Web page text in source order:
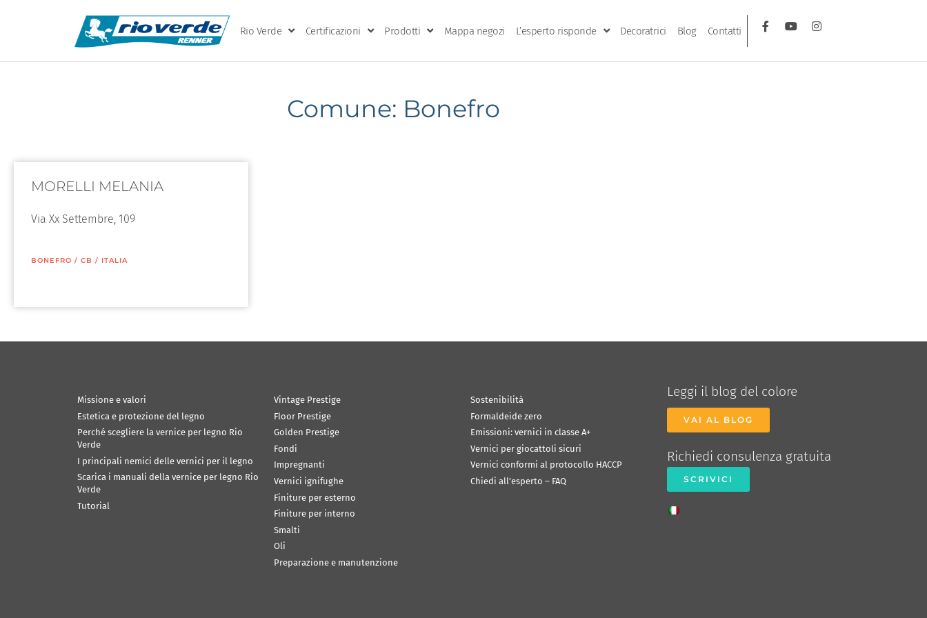
Rio Verde Certificazioni Prodotti Mappa negozi L’esperto risponde Decoratrici Blog Contatti
Comune: Bonefro
MORELLI MELANIA
Via Xx Settembre, 109
BONEFRO / CB / ITALIA
Missione e valori
Estetica e protezione del legno
Perché scegliere la vernice per legno Rio
Verde
I principali nemici delle vernici per il legno
Scarica i manuali della vernice per legno Rio
Verde
Tutorial
Vintage Prestige
Floor Prestige
Golden Prestige
Fondi
Impregnanti
Vernici ignifughe
Finiture per esterno
Finiture per interno
Smalti
Oli
Preparazione e manutenzione
Sostenibilità
Formaldeide zero
Emissioni: vernici in classe A+
Vernici per giocattoli sicuri
Vernici conformi al protocollo HACCP
Chiedi all’esperto – FAQ
Leggi il blog del colore
VAI AL BLOG
Richiedi consulenza gratuita
SCRIVICI